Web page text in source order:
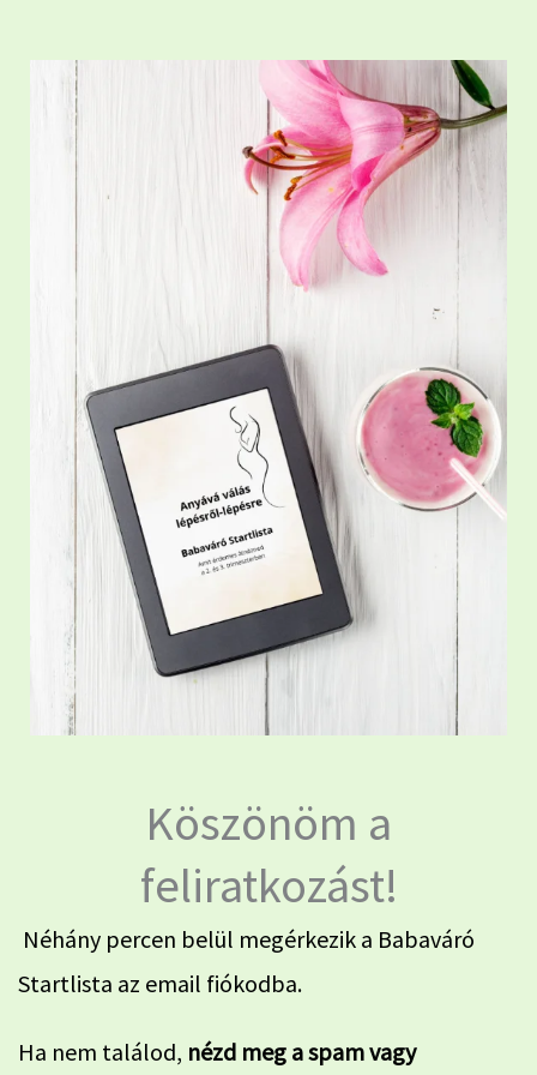
Köszönöm a
feliratkozást!
Néhány percen belül megérkezik a Babaváró
Startlista az email fiókodba.
Ha nem találod, nézd meg a spam vagy